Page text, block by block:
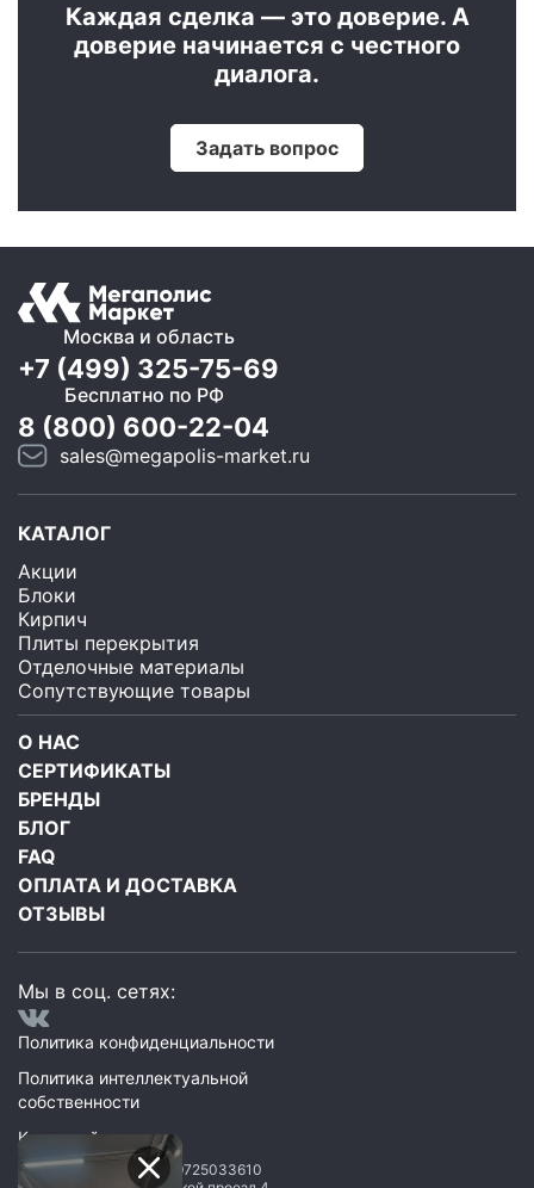
Каждая сделка — это доверие. А
доверие начинается с честного
диалога.
Задать вопрос
Москва и область
+7 (499) 325-75-69
Бесплатно по РФ
8 (800) 600-22-04
sales@megapolis-market.ru
КАТАЛОГ
Акции
Блоки
Кирпич
Плиты перекрытия
Отделочные материалы
Сопутствующие товары
О НАС
СЕРТИФИКАТЫ
БРЕНДЫ
БЛОГ
FAQ
ОПЛАТА И ДОСТАВКА
ОТЗЫВЫ
Мы в соц. сетях:
Политика конфиденциальности
Политика интеллектуальной
собственности
Карта сайта
ООО Мегаполис ИНН: 9725033610